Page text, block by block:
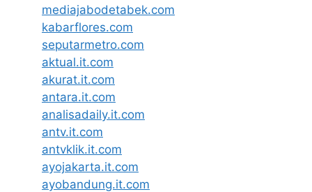
mediajabodetabek.com
kabarflores.com
seputarmetro.com
aktual.it.com
akurat.it.com
antara.it.com
analisadaily.it.com
antv.it.com
antvklik.it.com
ayojakarta.it.com
ayobandung.it.com